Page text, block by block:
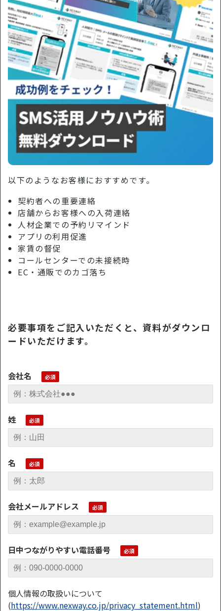
以下のようなお客様におすすめです。
契約者への重要連絡
店舗からお客様への入荷連絡
人材企業での予約リマインド
アプリの利用促進
家賃の督促
コールセンターでの未接続時
EC・通販でのカゴ落ち
必要事項をご記入いただくと、資料がダウンロ
ードいただけます。
会社名
姓
名
会社メールアドレス
日中つながりやすい電話番号
個人情報の取扱いについて
(https://www.nexway.co.jp/privacy_statement.html)